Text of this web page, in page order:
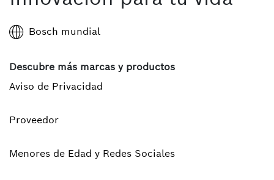
Bosch mundial
Descubre más marcas y productos
Aviso de Privacidad
Proveedor
Menores de Edad y Redes Sociales